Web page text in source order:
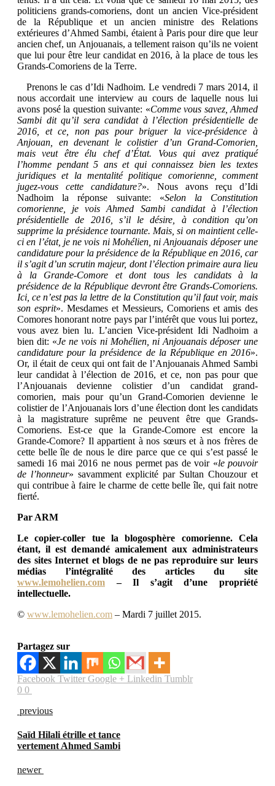
politiciens grands-comoriens, dont un ancien Vice-président
de la République et un ancien ministre des Relations
extérieures d’Ahmed Sambi, étaient à Paris pour dire que leur
ancien chef, un Anjouanais, a tellement raison qu’ils ne voient
que lui pour être leur candidat en 2016, à la place de tous les
Grands-Comoriens de la Terre.
Prenons le cas d’Idi Nadhoim. Le vendredi 7 mars 2014, il
nous accordait une interview au cours de laquelle nous lui
avons posé la question suivante: «Comme vous savez, Ahmed
Sambi dit qu’il sera candidat à l’élection présidentielle de
2016, et ce, non pas pour briguer la vice-présidence à
Anjouan, en devenant le colistier d’un Grand-Comorien,
mais veut être élu chef d’État. Vous qui avez pratiqué
l’homme pendant 5 ans et qui connaissez bien les textes
juridiques et la mentalité politique comorienne, comment
jugez-vous cette candidature?». Nous avons reçu d’Idi
Nadhoim la réponse suivante: «Selon la Constitution
comorienne, je vois Ahmed Sambi candidat à l’élection
présidentielle de 2016, s’il le désire, à condition qu’on
supprime la présidence tournante. Mais, si on maintient celle-
ci en l’état, je ne vois ni Mohélien, ni Anjouanais déposer une
candidature pour la présidence de la République en 2016, car
il s’agit d’un scrutin majeur, dont l’élection primaire aura lieu
à la Grande-Comore et dont tous les candidats à la
présidence de la République devront être Grands-Comoriens.
Ici, ce n’est pas la lettre de la Constitution qu’il faut voir, mais
son esprit». Mesdames et Messieurs, Comoriens et amis des
Comores honorant notre pays par l’intérêt que vous lui portez,
vous avez bien lu. L’ancien Vice-président Idi Nadhoim a
bien dit: «Je ne vois ni Mohélien, ni Anjouanais déposer une
candidature pour la présidence de la République en 2016».
Or, il était de ceux qui ont fait de l’Anjouanais Ahmed Sambi
leur candidat à l’élection de 2016, et ce, non pas pour que
l’Anjouanais devienne colistier d’un candidat grand-
comorien, mais pour qu’un Grand-Comorien devienne le
colistier de l’Anjouanais lors d’une élection dont les candidats
à la magistrature suprême ne peuvent être que Grands-
Comoriens. Est-ce que la Grande-Comore est encore la
Grande-Comore? Il appartient à nos sœurs et à nos frères de
cette belle île de nous le dire parce que ce qui s’est passé le
samedi 16 mai 2016 ne nous permet pas de voir «le pouvoir
de l’honneur» savamment explicité par Sultan Chouzour et
qui contribue à faire le charme de cette belle île, qui fait notre
fierté.
Par ARM
Le copier-coller tue la blogosphère comorienne. Cela
étant, il est demandé amicalement aux administrateurs
des sites Internet et blogs de ne pas reproduire sur leurs
médias l’intégralité des articles du site
www.lemohelien.com – Il s’agit d’une propriété
intellectuelle.
© www.lemohelien.com – Mardi 7 juillet 2015.
Partagez sur
Facebook Twitter Google + Linkedin Tumblr
0 0
previous
Saïd Hilali étrille et tance
vertement Ahmed Sambi
newer